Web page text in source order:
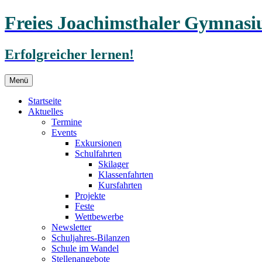
Freies Joachimsthaler
Erfolgreicher lernen!
Menü Zum
Inhalt
springen
Startseite
Aktuelles
Termine
Events
Exkursionen
Schulfahrten
Skilager
Klassenfahrten
Kursfahrten
Projekte
Feste
Wettbewerbe
Newsletter
Schuljahres-Bilanzen
Schule im Wandel
Stellenangebote